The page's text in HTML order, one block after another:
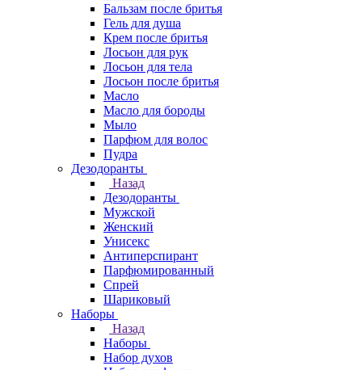
Бальзам после бритья
Гель для душа
Крем после бритья
Лосьон для рук
Лосьон для тела
Лосьон после бритья
Масло
Масло для бороды
Мыло
Парфюм для волос
Пудра
Дезодоранты
Назад
Дезодоранты
Мужской
Женский
Унисекс
Антиперспирант
Парфюмированный
Спрей
Шариковый
Наборы
Назад
Наборы
Набор духов